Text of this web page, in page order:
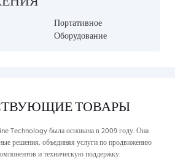
Портативное
Оборудование
ТОВАРЫ
Technology была основана в 2009 году. Она
решения, объединяя услуги по продвижению
и техническую поддержку.